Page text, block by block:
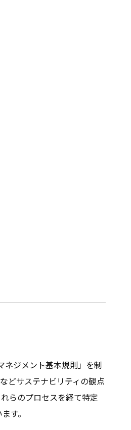
ネジメント基本規則」を制
どサステナビリティの観点
らのプロセスを経て特定
す。